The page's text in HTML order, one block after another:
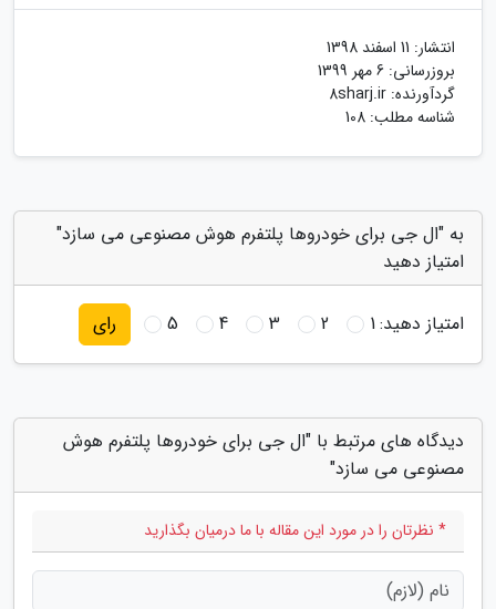
انتشار: 11 اسفند 1398
بروزرسانی: 6 مهر 1399
گردآورنده: 8sharj.ir
شناسه مطلب: 108
به "ال جی برای خودروها پلتفرم هوش مصنوعی می سازد"
امتیاز دهید
امتیاز دهید:1
2
3
4
5 رای
دیدگاه های مرتبط با "ال جی برای خودروها پلتفرم هوش
مصنوعی می سازد"
* نظرتان را در مورد این مقاله با ما درمیان بگذارید